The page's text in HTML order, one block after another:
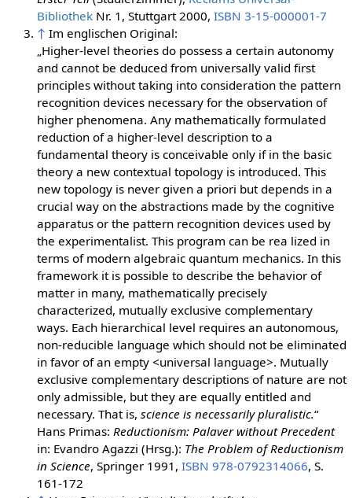
BibliothekNr. 1, Stuttgart 2000, ISBN 3-15-000001-7
↑ Im englischen Original:
„Higher-level theories do possess a certain autonomy
and cannot be deduced from universally valid first
principles without taking into consideration the pattern
recognition devices necessary for the observation of
higher phenomena. Any mathematically formulated
reduction of a higher-level description to a
fundamental theory is conceivable only if in the basic
theory a new contextual topology is introduced. This
new topology is never given a priori but depends in a
crucial way on the abstractions made by the cognitive
apparatus or the pattern recognition devices used by
the experimentalist. This program can be rea lized in
terms of modern algebraic quantum mechanics. In this
framework it is possible to describe the behavior of
matter in many, mathematically precisely
characterized, mutually exclusive complementary
ways. Each hierarchical level requires an autonomous,
non-reducible language which should not be eliminated
in favor of an empty <universal language>. Mutually
exclusive complementary descriptions of nature are not
only admissible, but they are equally entitled and
necessary. That is, science is necessarily pluralistic.“
Hans Primas: Reductionism: Palaver without Precedent
in: Evandro Agazzi (Hrsg.): The Problem of Reductionism
in Science, Springer 1991, ISBN 978-0792314066, S.
161-172